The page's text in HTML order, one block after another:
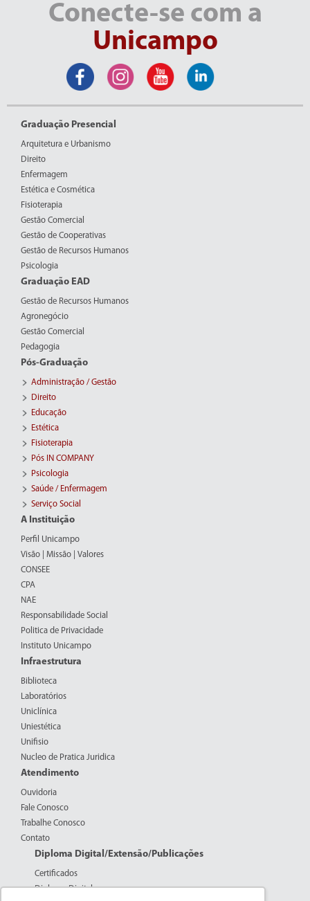
Conecte-se com a
Unicampo
Graduação Presencial
Arquitetura e Urbanismo
Direito
Enfermagem
Estética e Cosmética
Fisioterapia
Gestão Comercial
Gestão de Cooperativas
Gestão de Recursos Humanos
Psicologia
Graduação EAD
Gestão de Recursos Humanos
Agronegócio
Gestão Comercial
Pedagogia
Pós-Graduação
Administração / Gestão
Direito
Educação
Estética
Fisioterapia
Pós IN COMPANY
Psicologia
Saúde / Enfermagem
Serviço Social
A Instituição
Perfil Unicampo
Visão | Missão | Valores
CONSEE
CPA
NAE
Responsabilidade Social
Politica de Privacidade
Instituto Unicampo
Infraestrutura
Biblioteca
Laboratórios
Uniclínica
Uniestética
Unifisio
Nucleo de Pratica Juridica
Atendimento
Ouvidoria
Fale Conosco
Trabalhe Conosco
Contato
Diploma Digital/Extensão/Publicações
Certificados
Diploma Digital